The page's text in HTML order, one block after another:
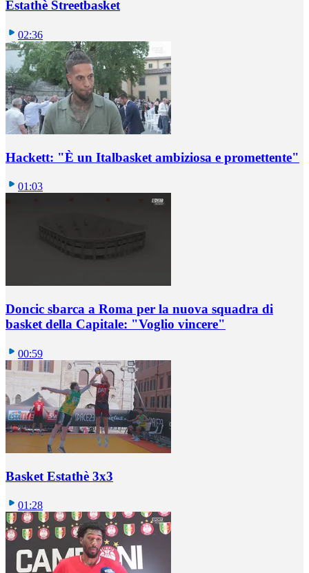
Estathè Streetbasket
02:36
Hackett: "È un Italbasket ambiziosa e promettente"
01:03
Doncic sbarca a Roma per la nuova squadra di
basket della Capitale: "Voglio vincere"
00:59
Basket Estathè 3x3
01:28